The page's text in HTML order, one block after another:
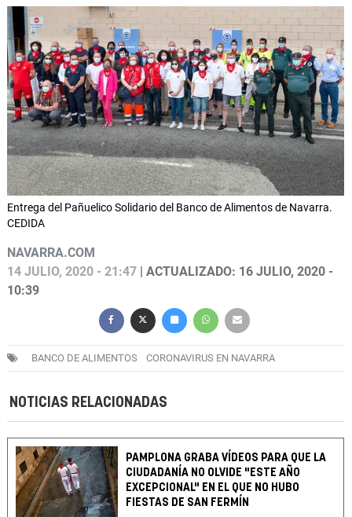
Entrega del Pañuelico Solidario del Banco de Alimentos de Navarra.
CEDIDA
NAVARRA.COM
14 JULIO, 2020 - 21:47 | ACTUALIZADO: 16 JULIO, 2020 -
10:39
BANCO DE ALIMENTOS CORONAVIRUS EN NAVARRA
NOTICIAS RELACIONADAS
PAMPLONA GRABA VÍDEOS PARA QUE LA
CIUDADANÍA NO OLVIDE "ESTE AÑO
EXCEPCIONAL" EN EL QUE NO HUBO
FIESTAS DE SAN FERMÍN